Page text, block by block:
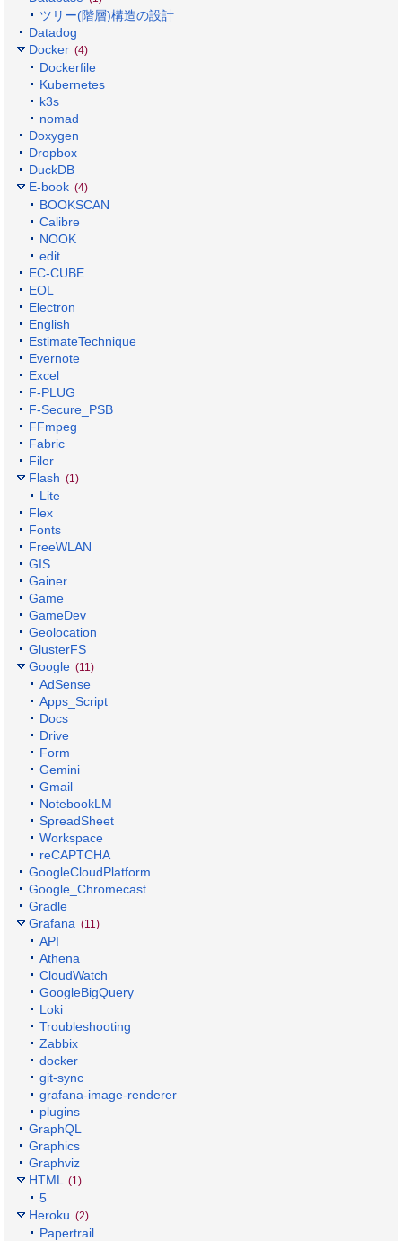
ツリー(階層)構造の設計
Datadog
Docker (4)
Dockerfile
Kubernetes
k3s
nomad
Doxygen
Dropbox
DuckDB
E-book (4)
BOOKSCAN
Calibre
NOOK
edit
EC-CUBE
EOL
Electron
English
EstimateTechnique
Evernote
Excel
F-PLUG
F-Secure_PSB
FFmpeg
Fabric
Filer
Flash (1)
Lite
Flex
Fonts
FreeWLAN
GIS
Gainer
Game
GameDev
Geolocation
GlusterFS
Google (11)
AdSense
Apps_Script
Docs
Drive
Form
Gemini
Gmail
NotebookLM
SpreadSheet
Workspace
reCAPTCHA
GoogleCloudPlatform
Google_Chromecast
Gradle
Grafana (11)
API
Athena
CloudWatch
GoogleBigQuery
Loki
Troubleshooting
Zabbix
docker
git-sync
grafana-image-renderer
plugins
GraphQL
Graphics
Graphviz
HTML
(1)
5
Heroku (2)
Papertrail